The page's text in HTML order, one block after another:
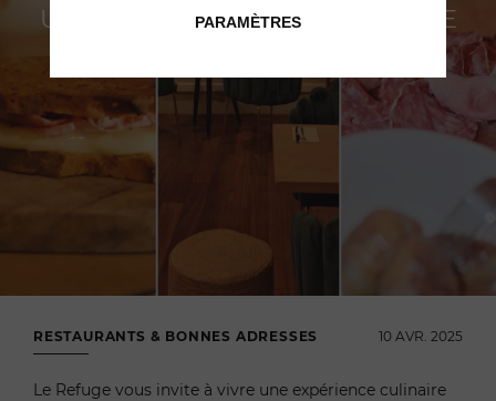
UNE PARENTHÈSE GOURMANDE
RESTAURANTS & BONNES ADRESSES 10 AVR. 2025
Le Refuge vous invite à vivre une expérience culinaire
PARAMÈTRES